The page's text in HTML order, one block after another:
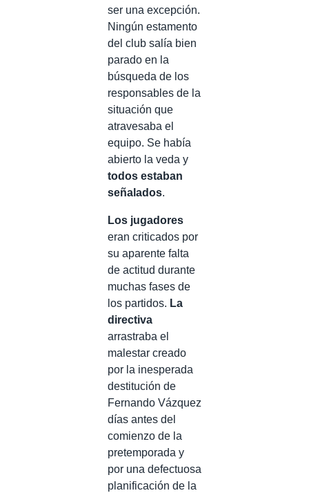
ser una excepción.
Ningún estamento
del club salía bien
parado en la
búsqueda de los
responsables de la
situación que
atravesaba el
equipo. Se había
abierto la veda y
todos estaban
señalados.
Los jugadores
eran criticados por
su aparente falta
de actitud durante
muchas fases de
los partidos. La
directiva
arrastraba el
malestar creado
por la inesperada
destitución de
Fernando Vázquez
días antes del
comienzo de la
pretemporada y
por una defectuosa
planificación de la